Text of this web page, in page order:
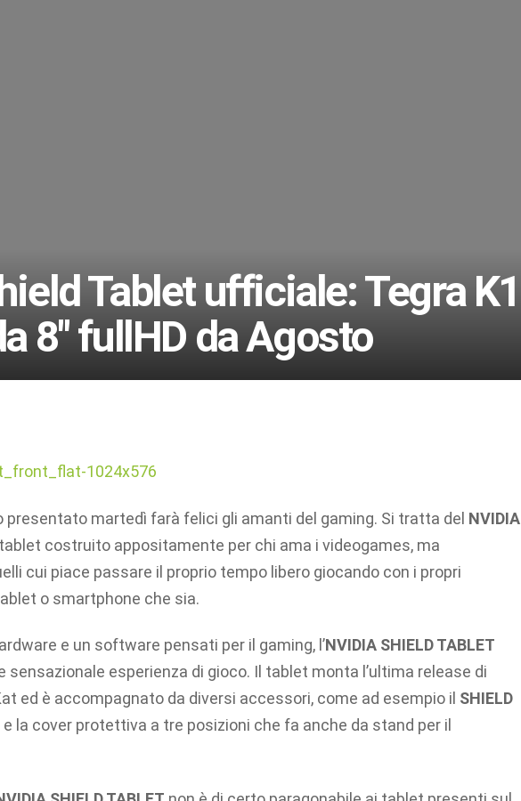
Tablet ufficiale: Tegra K1
8″ fullHD da Agosto
presentato martedì farà felici gli amanti del gaming. Si tratta del NVIDIA
costruito appositamente per chi ama i videogames, ma
cui piace passare il proprio tempo libero giocando con i propri
o smartphone che sia.
e un software pensati per il gaming, l’NVIDIA SHIELD TABLET
sensazionale esperienza di gioco. Il tablet monta l’ultima release di
ed è accompagnato da diversi accessori, come ad esempio il SHIELD
e la cover protettiva a tre posizioni che fa anche da stand per il